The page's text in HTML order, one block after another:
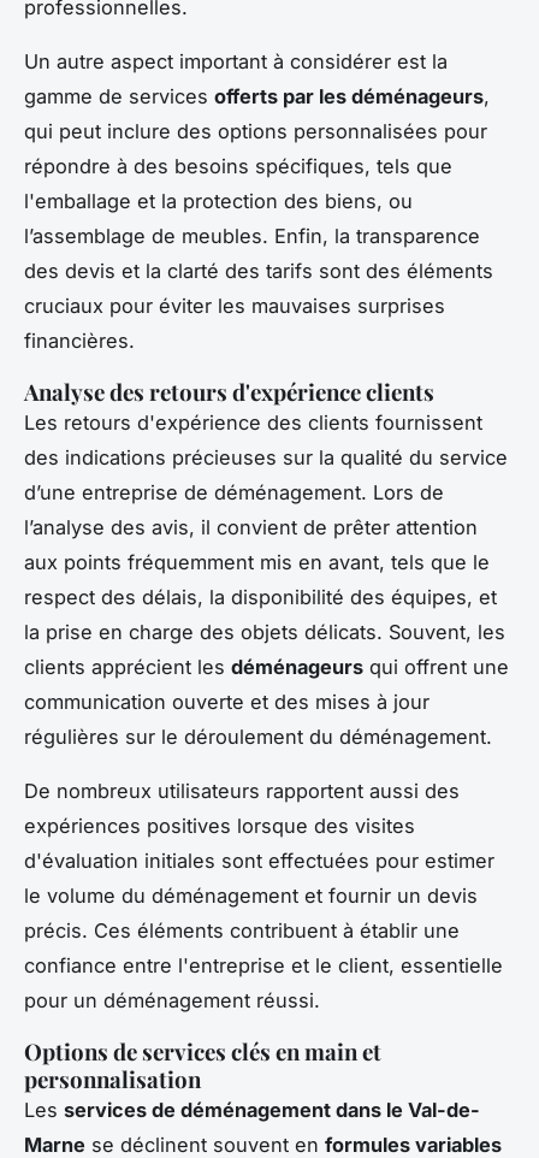
professionnelles.
Un autre aspect important à considérer est la
gamme de services offerts par les déménageurs,
qui peut inclure des options personnalisées pour
répondre à des besoins spécifiques, tels que
l'emballage et la protection des biens, ou
l’assemblage de meubles. Enfin, la transparence
des devis et la clarté des tarifs sont des éléments
cruciaux pour éviter les mauvaises surprises
financières.
Analyse des retours d'expérience clients
Les retours d'expérience des clients fournissent
des indications précieuses sur la qualité du service
d’une entreprise de déménagement. Lors de
l’analyse des avis, il convient de prêter attention
aux points fréquemment mis en avant, tels que le
respect des délais, la disponibilité des équipes, et
la prise en charge des objets délicats. Souvent, les
clients apprécient les déménageurs qui offrent une
communication ouverte et des mises à jour
régulières sur le déroulement du déménagement.
De nombreux utilisateurs rapportent aussi des
expériences positives lorsque des visites
d'évaluation initiales sont effectuées pour estimer
le volume du déménagement et fournir un devis
précis. Ces éléments contribuent à établir une
confiance entre l'entreprise et le client, essentielle
pour un déménagement réussi.
Options de services clés en main et
personnalisation
Les services de déménagement dans le Val-de-
Marne se déclinent souvent en formules variables